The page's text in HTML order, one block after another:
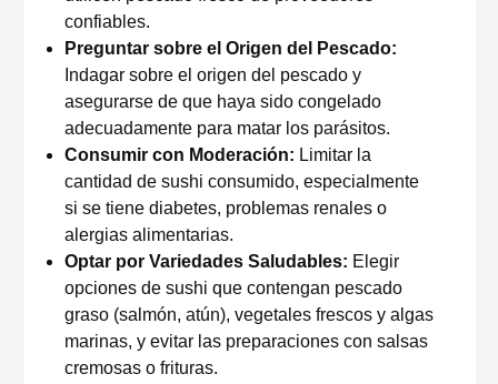
confiables.
Preguntar sobre el Origen del Pescado:
Indagar sobre el origen del pescado y
asegurarse de que haya sido congelado
adecuadamente para matar los parásitos.
Consumir con Moderación: Limitar la
cantidad de sushi consumido, especialmente
si se tiene diabetes, problemas renales o
alergias alimentarias.
Optar por Variedades Saludables: Elegir
opciones de sushi que contengan pescado
graso (salmón, atún), vegetales frescos y algas
marinas, y evitar las preparaciones con salsas
cremosas o frituras.